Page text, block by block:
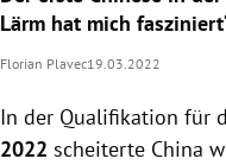
Lärm hat mich
Florian Plavec19.03.2022
In der Qualifikation für
2022 scheiterte China